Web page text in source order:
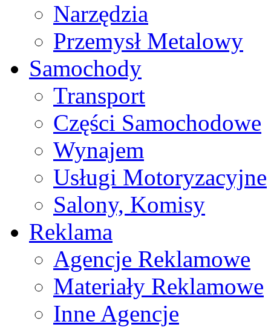
Narzędzia
Przemysł Metalowy
Samochody
Transport
Części Samochodowe
Wynajem
Usługi Motoryzacyjne
Salony, Komisy
Reklama
Agencje Reklamowe
Materiały Reklamowe
Inne Agencje